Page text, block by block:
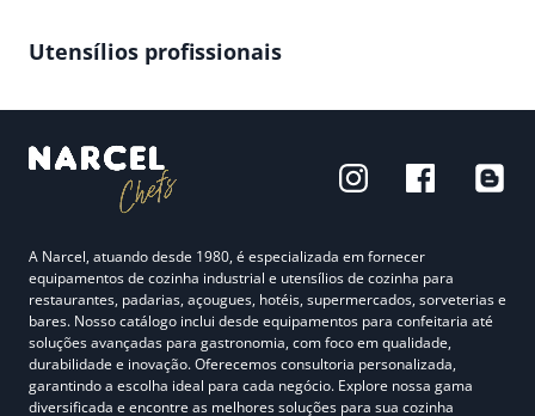
Utensílios profissionais
A Narcel, atuando desde 1980, é especializada em fornecer
equipamentos de cozinha industrial e utensílios de cozinha para
restaurantes, padarias, açougues, hotéis, supermercados, sorveterias e
bares. Nosso catálogo inclui desde equipamentos para confeitaria até
soluções avançadas para gastronomia, com foco em qualidade,
durabilidade e inovação. Oferecemos consultoria personalizada,
garantindo a escolha ideal para cada negócio. Explore nossa gama
diversificada e encontre as melhores soluções para sua cozinha